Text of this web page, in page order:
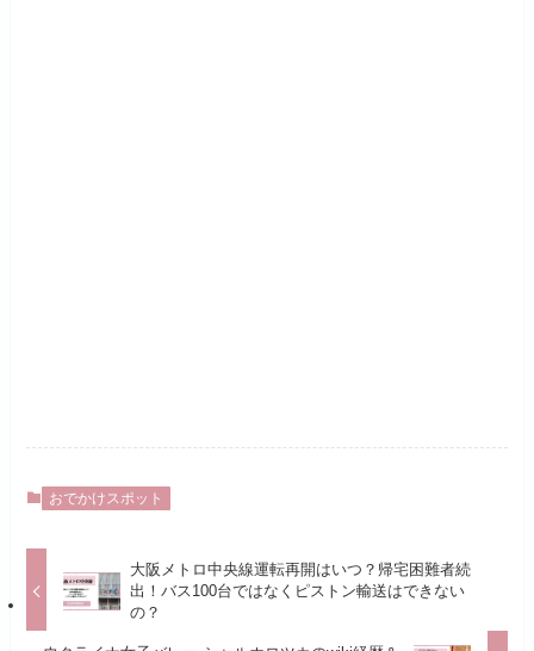
おでかけスポット
大阪メトロ中央線運転再開はいつ？帰宅困難者続
出！バス100台ではなくピストン輸送はできない
の？